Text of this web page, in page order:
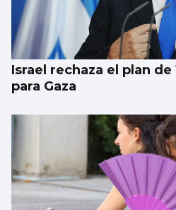
Israel rechaza el plan de
para Gaza